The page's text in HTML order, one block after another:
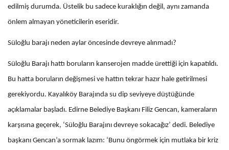
edilmiş durumda. Üstelik bu sadece kuraklığın değil, aynı zamanda
önlem almayan yöneticilerin eseridir.
Süloğlu barajı neden aylar öncesinde devreye alınmadı?
Süloğlu Barajı hattı boruların kanserojen madde ürettiği için kapatıldı.
Bu hatta boruların değişmesi ve hattın tekrar hazır hale getirilmesi
gerekiyordu. Kayalıköy Barajında su dip seviyeye düştüğünde
açıklamalar başladı. Edirne Belediye Başkanı Filiz Gencan, kameraların
karşısına geçerek, ‘Süloğlu Barajını devreye sokacağız’ dedi. Belediye
başkanı Gencan’a sormak lazım: ‘Bunu öngörmek için mutlaka bir kriz